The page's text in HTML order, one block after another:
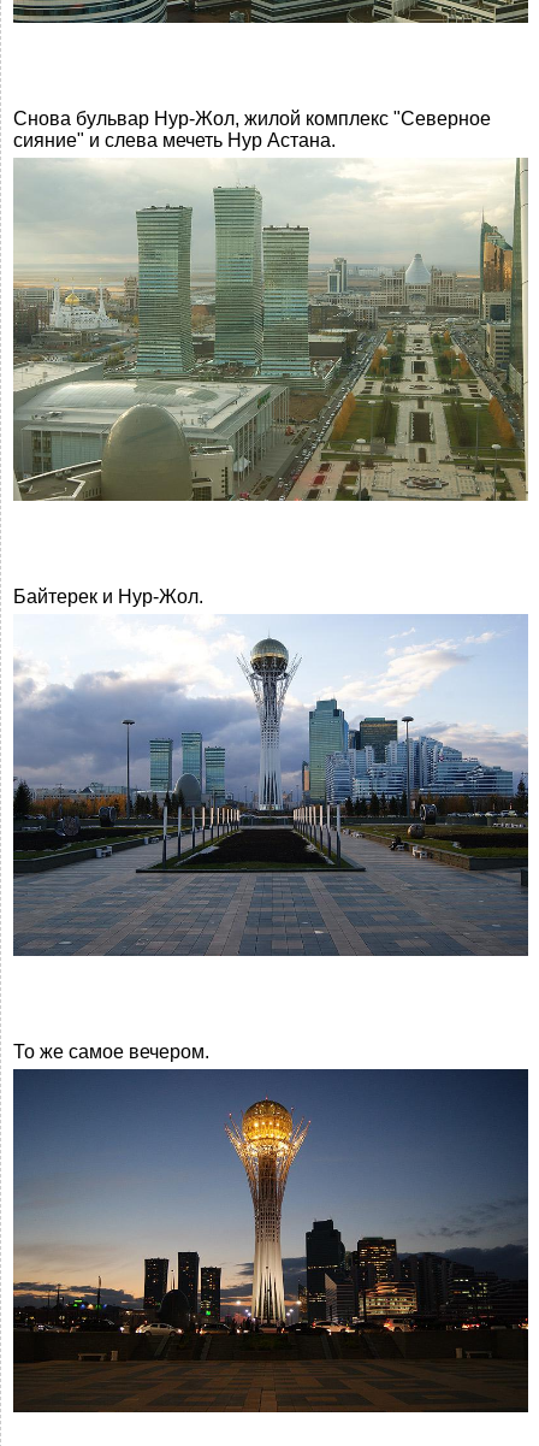
Снова бульвар Нур-Жол, жилой комплекс "Северное
сияние" и слева мечеть Нур Астана.
Байтерек и Нур-Жол.
То же самое вечером.